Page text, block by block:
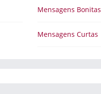
Mensagens Bonitas
Mensagens Curtas